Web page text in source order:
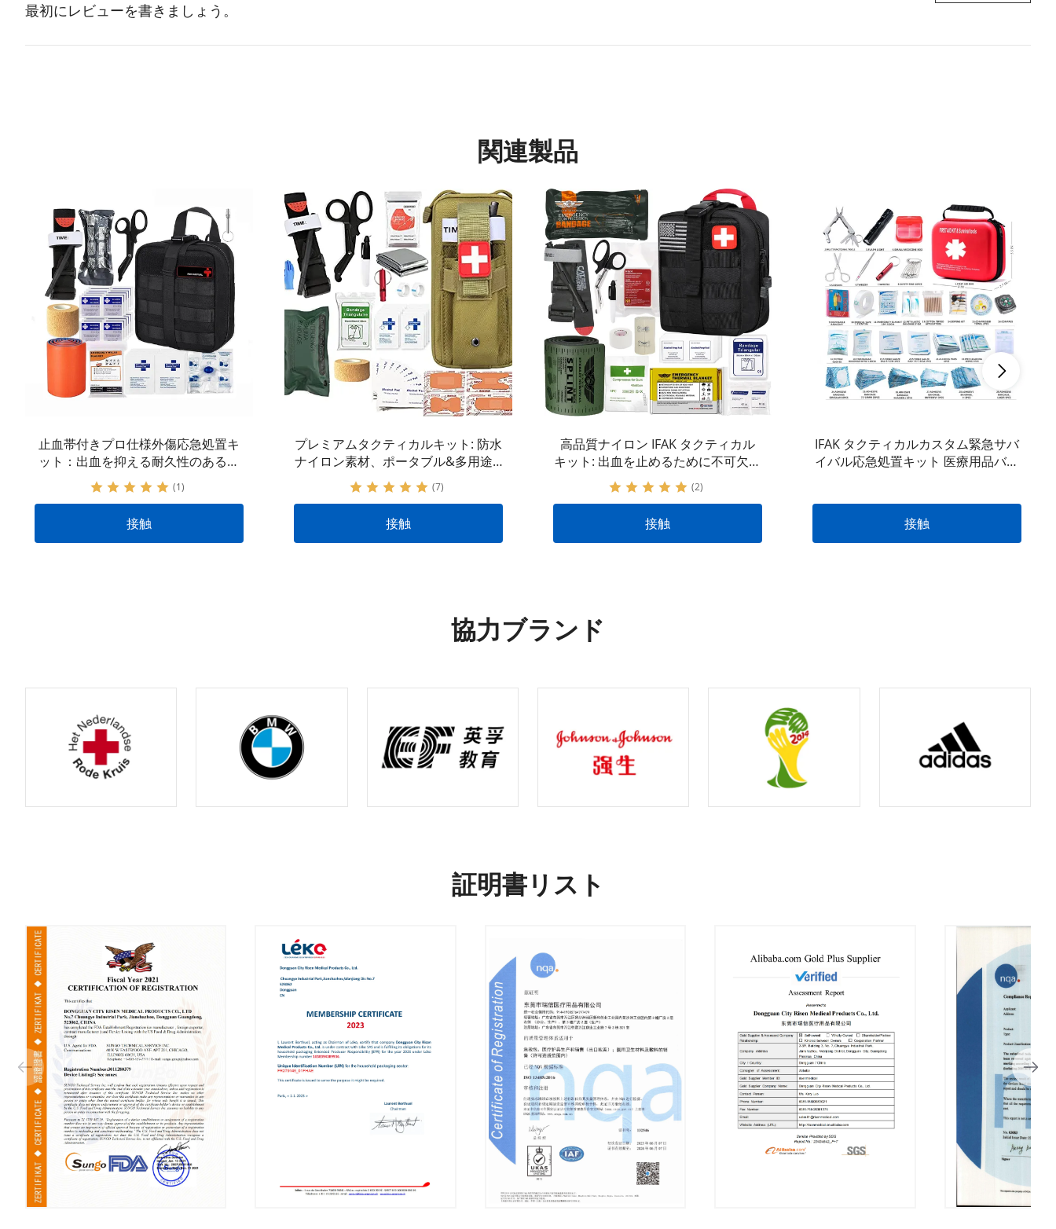
最初にレビューを書きましょう。
関連製品
止血帯付きプロ仕様外傷応急処置キ
ット：出血を抑える耐久性のあるナ
イロン製タクティカルギア
(1)
接触
プレミアムタクティカルキット: 防水
ナイロン素材、ポータブル&多用途 |
IFAK 止血機能付き外傷キット |
OEM&ODMリクエストの受け入れ
(7)
接触
高品質ナイロン IFAK タクティカル
キット: 出血を止めるために不可欠な
メーカー製のタクティカル ギア
(2)
接触
IFAK タクティカルカスタム緊急サバ
イバル応急処置キット 医療用品バッ
接触
協力ブランド
証明書リスト